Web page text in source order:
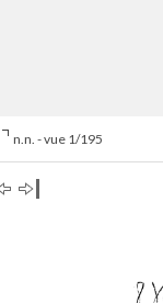
n.n. - vue 1/195